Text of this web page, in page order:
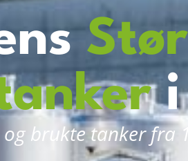
i
og brukte tanker